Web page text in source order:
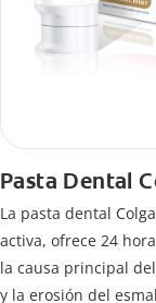
Pasta Dental
La pasta dental
activa, ofrece 24
la causa principal
y la erosión del